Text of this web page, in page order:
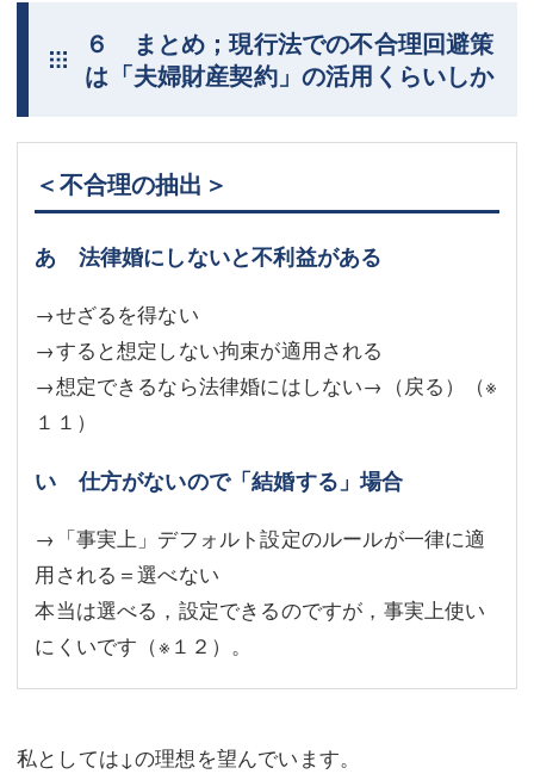
６ まとめ；現行法での不合理回避策
は「夫婦財産契約」の活用くらいしか
＜不合理の抽出＞
あ 法律婚にしないと不利益がある
→せざるを得ない
→すると想定しない拘束が適用される
→想定できるなら法律婚にはしない→（戻る）（※
１１ ）
い 仕方がないので「結婚する」場合
→「事実上」デフォルト設定のルールが一律に適
用される＝選べない
本当は選べる，設定できるのですが，事実上使い
にくいです（※１２ ）。
私としては↓の理想を望んでいます。